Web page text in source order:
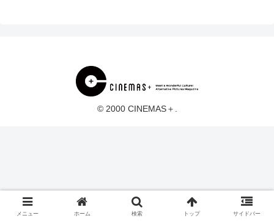
© 2000 CINEMAS＋.
メニュー ホーム 検索 トップ サイドバー